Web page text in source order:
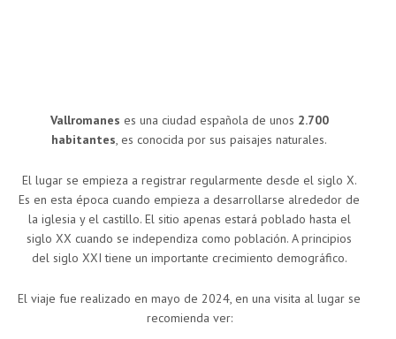
Vallromanes es una ciudad española de unos 2.700
habitantes, es conocida por sus paisajes naturales.
El lugar se empieza a registrar regularmente desde el siglo X.
Es en esta época cuando empieza a desarrollarse alrededor de
la iglesia y el castillo. El sitio apenas estará poblado hasta el
siglo XX cuando se independiza como población. A principios
del siglo XXI tiene un importante crecimiento demográfico.
El viaje fue realizado en mayo de 2024, en una visita al lugar se
recomienda ver: